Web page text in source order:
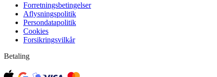
Forretningsbetingelser
Aflysningspolitik
Persondatapolitik
Cookies
Forsikringsvilkår
Betaling